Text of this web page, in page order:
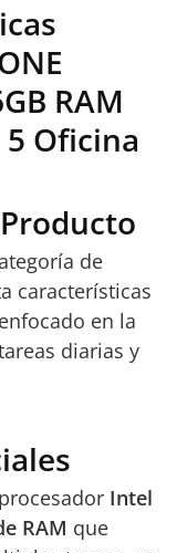
RAM
5 Oficina
de
características
en la
diarias y
Intel
RAM que